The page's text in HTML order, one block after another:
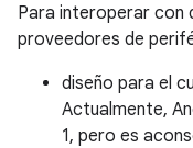
Para interoperar con
proveedores de
diseño para el
Actualmente,
1, pero es